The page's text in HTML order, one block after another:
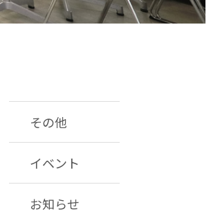
その他
イベント
お知らせ